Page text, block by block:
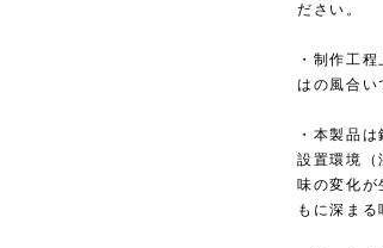
ださい。
・制作工
はの風合い
・本製品
設置環境（
味の変化が
もに深まる